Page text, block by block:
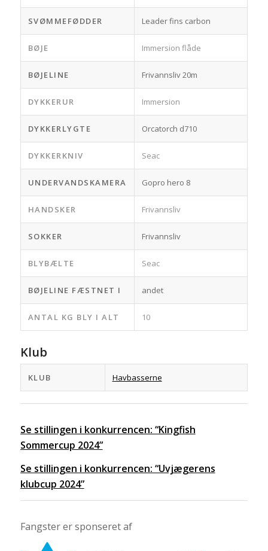
SVØMMEFØDDER Leader fins carbon
BØJE Immersion flåde
BØJELINE Frivannsliv 20m
DYKKERUR Immersion
DYKKERLYGTE Orcatorch d710
DYKKERKNIV Seac
UNDERVANDSKAMERA Gopro hero 8
HANDSKER Frivannsliv
SOKKER Frivannsliv
BLYBÆLTE Seac
BØJELINE FÆSTNET I andet
ANTAL KG BLY I ALT 10
Klub
KLUB Havbasserne
Se stillingen i konkurrencen: “Kingfish
Sommercup 2024”
Se stillingen i konkurrencen: “Uvjægerens
klubcup 2024”
Fangster er sponseret af